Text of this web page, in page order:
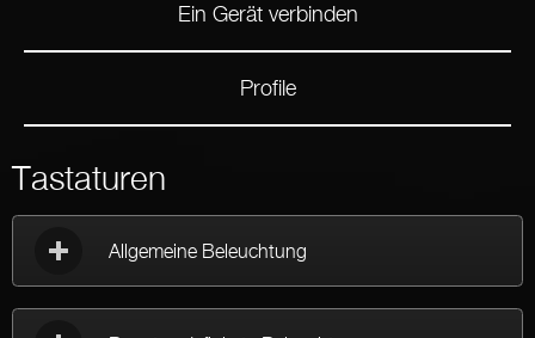
Ein Gerät verbinden
Profile
Tastaturen
Allgemeine Beleuchtung